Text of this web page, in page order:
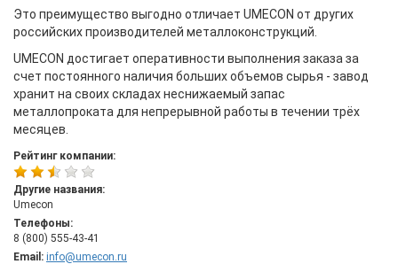
Это преимущество выгодно отличает UMECON от других
российских производителей металлоконструкций.
UMECON достигает оперативности выполнения заказа за
счет постоянного наличия больших объемов сырья - завод
хранит на своих складах неснижаемый запас
металлопроката для непрерывной работы в течении трёх
месяцев.
Рейтинг компании:
Другие названия:
Umecon
Телефоны:
8 (800) 555-43-41
Email: info@umecon.ru